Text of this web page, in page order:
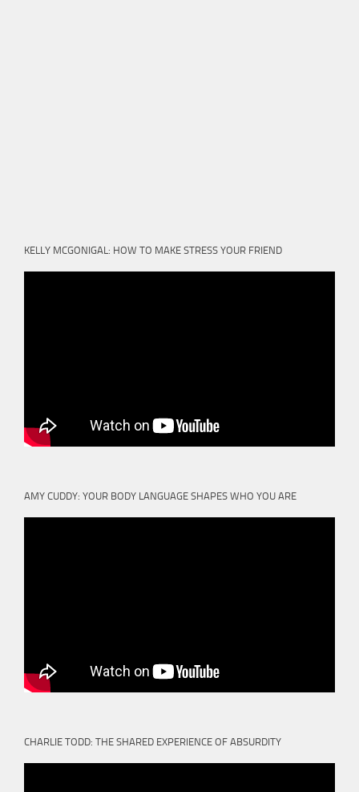
KELLY MCGONIGAL: HOW TO MAKE STRESS YOUR FRIEND
AMY CUDDY: YOUR BODY LANGUAGE SHAPES WHO YOU ARE
CHARLIE TODD: THE SHARED EXPERIENCE OF ABSURDITY